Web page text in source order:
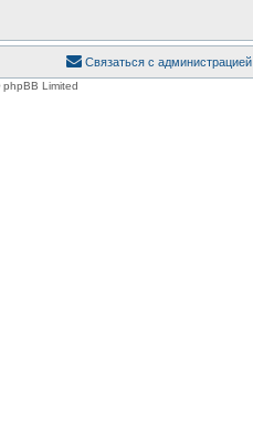
Связаться с администрацией
Limited